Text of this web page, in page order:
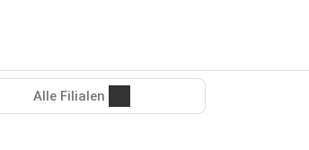
Alle Filialen